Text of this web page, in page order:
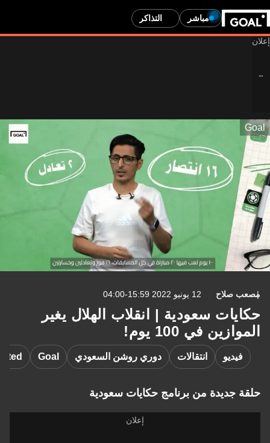
مباشر التذاكر
Goal
مصعب صلاح 12 يونيو 2022 15:59-04:00
حكايات سعودية | انقلاب الهلال يغير
الموازين في 100 يوم!
فيديو انتقالات دوري روشن السعودي Goal
حلقة جديدة من برنامج حكايات سعودية